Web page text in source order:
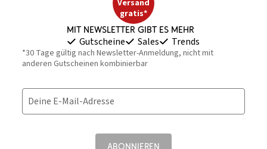
Versand
gratis*
Mit Newsletter gibt es mehr
Gutscheine Sales Trends
*30 Tage gültig nach Newsletter-Anmeldung, nicht mit
anderen Gutscheinen kombinierbar
Deine E-Mail-Adresse
ABONNIEREN